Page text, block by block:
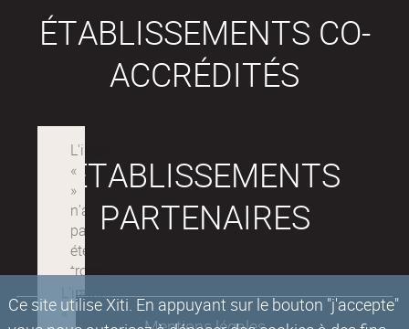
Ce site utilise Xiti. En appuyant sur le bouton "j'accepte"
ÉTABLISSEMENTS CO-
ACCRÉDITÉS
ÉTABLISSEMENTS
PARTENAIRES